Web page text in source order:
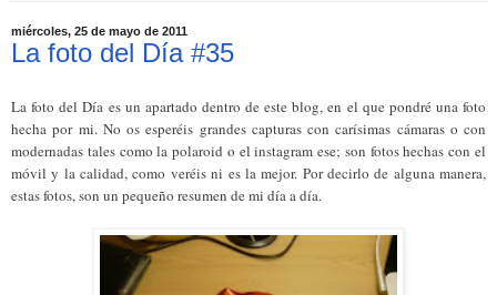
miércoles, 25 de mayo de 2011
La foto del Día #35
La foto del Día es un apartado dentro de este blog, en el que pondré una foto
hecha por mi. No os esperéis grandes capturas con carísimas cámaras o con
modernadas tales como la polaroid o el instagram ese; son fotos hechas con el
móvil y la calidad, como veréis ni es la mejor. Por decirlo de alguna manera,
estas fotos, son un pequeño resumen de mi día a día.